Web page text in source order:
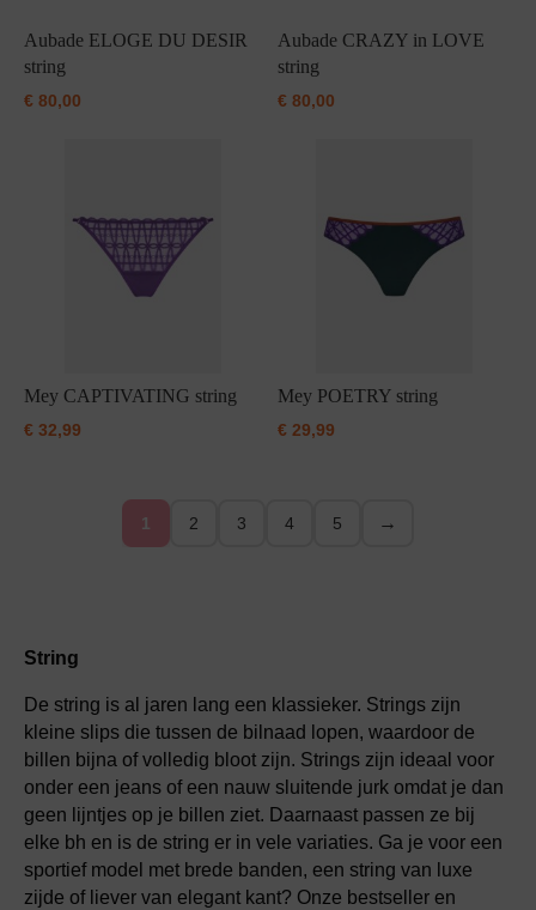
Aubade ELOGE DU DESIR
string
€ 80,00
Aubade CRAZY in LOVE
string
€80,00
Mey CAPTIVATING string
€ 32,99
Mey POETRY string
€29,99
1 2 3 4 5 →
String
De string is al jaren lang een klassieker. Strings zijn
kleine slips die tussen de bilnaad lopen, waardoor de
billen bijna of volledig bloot zijn. Strings zijn ideaal voor
onder een jeans of een nauw sluitende jurk omdat je dan
geen lijntjes op je billen ziet. Daarnaast passen ze bij
elke bh en is de string er in vele variaties. Ga je voor een
sportief model met brede banden, een string van luxe
zijde of liever van elegant kant? Onze bestseller en